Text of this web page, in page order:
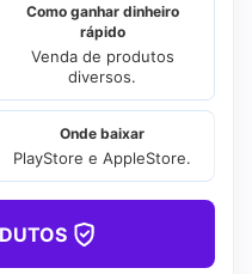
Como ganhar dinheiro
rápido
Venda de produtos
diversos.
Onde baixar
PlayStore e AppleStore.